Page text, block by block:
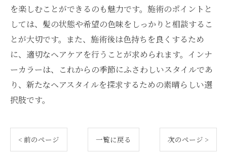
を楽しむことができるのも魅力です。施術のポイントと
しては、髪の状態や希望の色味をしっかりと相談するこ
とが大切です。また、施術後は色持ちを良くするため
に、適切なヘアケアを行うことが求められます。インナ
ーカラーは、これからの季節にふさわしいスタイルであ
り、新たなヘアスタイルを探求するための素晴らしい選
択肢です。
< 前のページ 一覧に戻る 次のページ >